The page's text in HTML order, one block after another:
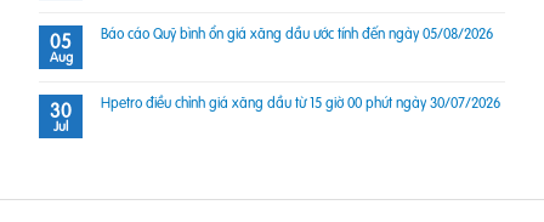
05
Aug
Báo cáo Quỹ bình ổn giá xăng dầu ước tính đến ngày 05/08/2026
30
Jul
Hpetro điều chỉnh giá xăng dầu từ 15 giờ 00 phút ngày 30/07/2026